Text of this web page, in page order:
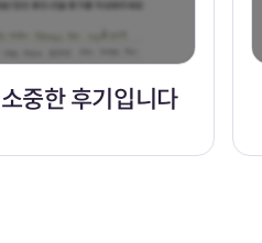
중한 후기입니다